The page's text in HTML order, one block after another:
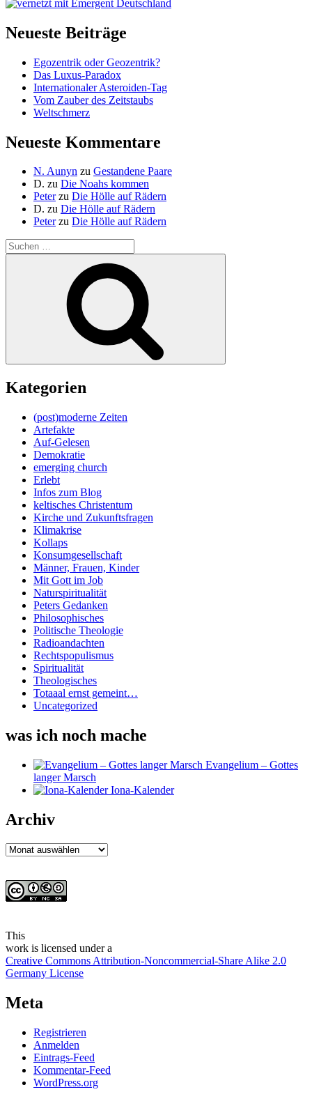
Neueste Beiträge
Egozentrik oder Geozentrik?
Das Luxus-Paradox
Internationaler Asteroiden-Tag
Vom Zauber des Zeitstaubs
Weltschmerz
Neueste Kommentare
N. Aunyn zu Gestandene Paare
D. zu Die Noahs kommen
Peterzu Die Hölle auf Rädern
D. zu Die Hölle auf Rädern
Peterzu Die Hölle auf Rädern
Suche
nach:
Kategorien
(post)moderne Zeiten
Artefakte
Auf-Gelesen
Demokratie
emerging church
Erlebt
Infos zum Blog
keltisches Christentum
Kirche und Zukunftsfragen
Klimakrise
Kollaps
Konsumgesellschaft
Männer, Frauen, Kinder
Mit Gott im Job
Naturspiritualität
Peters Gedanken
Philosophisches
Politische Theologie
Radioandachten
Rechtspopulismus
Spiritualität
Theologisches
Totaaal ernst gemeint…
Uncategorized
was ich noch mache
Evangelium – Gottes
langer Marsch
Iona-Kalender
Archiv
Archiv
This
work is licensed under a
Creative Commons Attribution-Noncommercial-Share Alike 2.0
Germany License
Meta
Registrieren
Anmelden
Eintrags-Feed
Kommentar-Feed
WordPress.org